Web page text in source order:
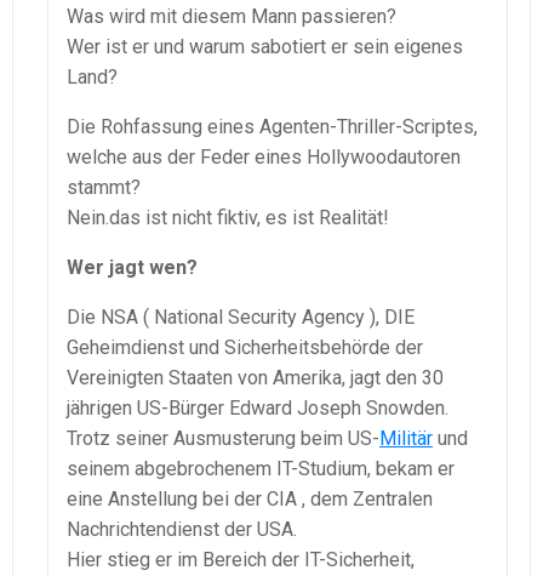
Was wird mit diesem Mann passieren?
Wer ist er und warum sabotiert er sein eigenes
Land?
Die Rohfassung eines Agenten-Thriller-Scriptes,
welche aus der Feder eines Hollywoodautoren
stammt?
Nein.das ist nicht fiktiv, es ist Realität!
Wer jagt wen?
Die NSA ( National Security Agency ), DIE
Geheimdienst und Sicherheitsbehörde der
Vereinigten Staaten von Amerika, jagt den 30
jährigen US-Bürger Edward Joseph Snowden.
Trotz seiner Ausmusterung beim US-Militär und
seinem abgebrochenem IT-Studium, bekam er
eine Anstellung bei der CIA , dem Zentralen
Nachrichtendienst der USA.
Hier stieg er im Bereich der IT-Sicherheit,